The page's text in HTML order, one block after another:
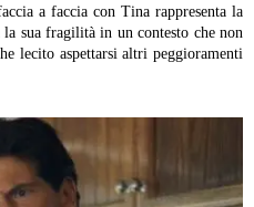
a faccia con Tina rappresenta la
sua fragilità in un contesto che non
lecito aspettarsi altri peggioramenti